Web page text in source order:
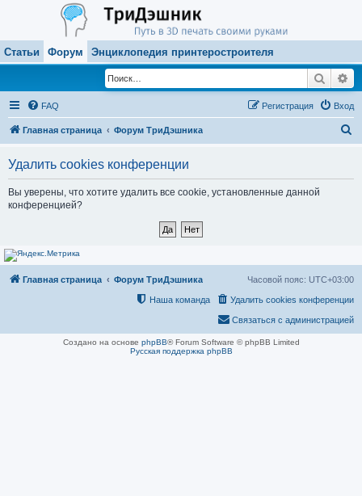
Статьи Форум Энциклопедия принтеростроителя
Поиск
FAQ Вход
Регистрация
Главная страница Форум ТриДэшника
Удалить cookies конференции
Вы уверены, что хотите удалить все cookie, установленные данной
конференцией?
Главная страница Форум ТриДэшника Часовой пояс: UTC+03:00
Удалить cookies конференции
Наша команда
Связаться с администрацией
Создано на основе phpBB® Forum Software © phpBB Limited
Русская поддержка phpBB